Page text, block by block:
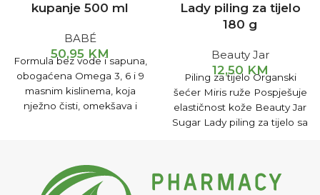
kupanje 500 ml
BABÉ
50,95 KM
Formula bez vode i sapuna,
obogaćena Omega 3, 6 i 9
masnim kislinema, koja
nježno čisti, omekšava i
Lady piling za tijelo
180 g
Beauty Jar
12,50 KM
Piling za tijelo Organski
šećer Miris ruže Pospješuje
elastičnost kože Beauty Jar
Sugar Lady piling za tijelo sa